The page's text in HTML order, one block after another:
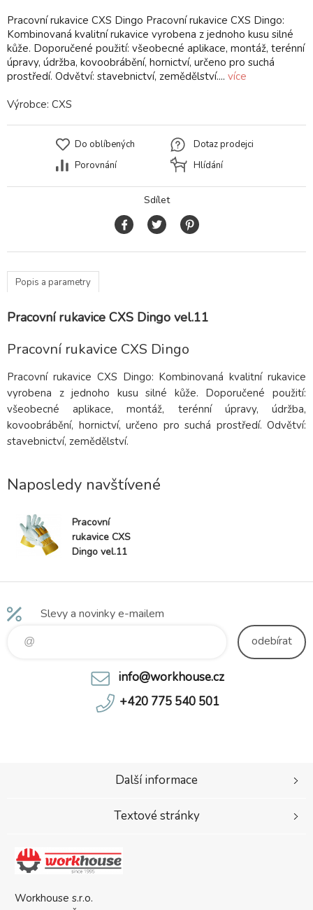
Pracovní rukavice CXS Dingo Pracovní rukavice CXS Dingo:
Kombinovaná kvalitní rukavice vyrobena z jednoho kusu silné
kůže. Doporučené použití: všeobecné aplikace, montáž, terénní
úpravy, údržba, kovoobrábění, hornictví, určeno pro suchá
prostředí. Odvětví: stavebnictví, zemědělství.... více
Výrobce: CXS
Do oblíbených
Porovnání
Dotaz prodejci
Hlídání
Sdílet
Popis a parametry
Pracovní rukavice CXS Dingo vel.11
Pracovní rukavice CXS Dingo
Pracovní rukavice CXS Dingo: Kombinovaná kvalitní rukavice
vyrobena z jednoho kusu silné kůže. Doporučené použití:
všeobecné aplikace, montáž, terénní úpravy, údržba,
kovoobrábění, hornictví, určeno pro suchá prostředí. Odvětví:
stavebnictví, zemědělství.
Naposledy navštívené
Pracovní
rukavice CXS
Dingo vel.11
Slevy a novinky e-mailem
odebírat
info@workhouse.cz
+420 775 540 501
Workhouse s.r.o.
Další informace
Textové stránky